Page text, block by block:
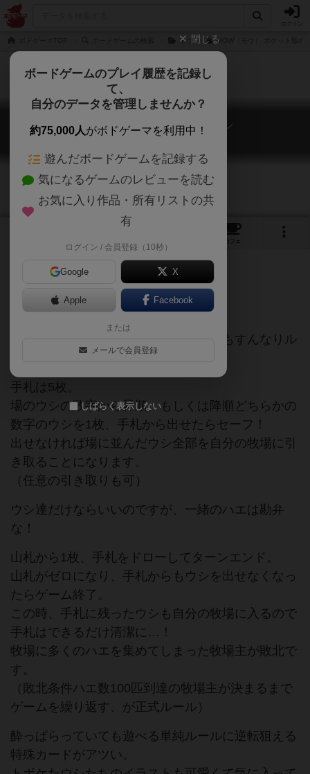
モウ MOW（モウ） ポケット版の
モウ ポケットバージョン
MOW Pocket
カフェ
清潔ウシ好き！不潔ハエ嫌い！
直感的に伝わるお手軽さ。
ボードゲームを触ったことのない友人もすんなりル
ール把握してくれました。
手札は5枚。
場のウシの数字から昇順、もしくは降順どちらかの
数字のウシを1枚、手札から出せたらセーフ！
出せなければ場に並んだウシ全部を自分の牧場に引
き取ることになります。
（任意の引き取りも可）
ウシ達だけならいいのですが、一緒のハエは勘弁
な！
山札から1枚、手札をドローしてターンエンド。
山札がゼロになり、手札からもウシを出せなくなっ
たらゲーム終了。
この時、手札に残ったウシも自分の牧場に入るので
手札はできるだけ清潔に…！
牧場に多くのハエを集めてしまった牧場主が敗北で
す。
（敗北条件ハエ数100匹到達の牧場主が決まるまで
ゲームを繰り返す、が正式ルール）
酔っぱらっていても遊べる単純ルールに逆転狙える
特殊カードがアツい。
閉じる
ボードゲームのプレイ履歴を記録し
て、
自分のデータを管理しませんか？
約75,000人がボドゲーマを利用中！
遊んだボードゲームを記録する
気になるゲームのレビューを読む
お気に入り作品・所有リストの共
有
ログイン / 会員登録（10秒）
Google X
Apple Facebook
または
メールで会員登録
しばらく表示しない